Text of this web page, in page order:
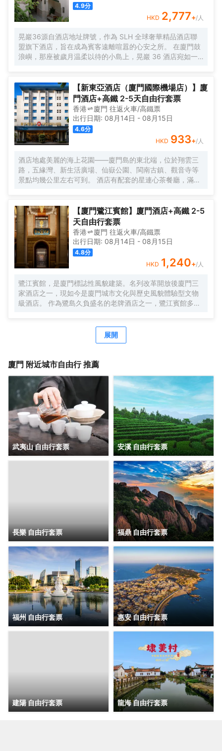
4.9分
HKD 2,777+/人
晃巖36源自酒店地址牌號，作為 SLH 全球奢華精品酒店聯
盟旗下酒店，旨在成為賓客遠離喧囂的心安之所。 在廈門鼓
浪嶼，那座被歲月温柔以待的小島上，晃巖 36 酒店宛如一
磚石間縈繞。自廈門搭乘渡輪，仿若穿越一片波光粼粼的詩
海，便能抵達這片與繁忙及快節奏隔絕的靜謐天堂。 踏入晃
巖36，復古留聲機裏傳出的悠揚旋律，似是時光的淺吟低
唱，伴你開啟這一場優雅之旅。閩南彩色玻璃窗與南洋風情
花紋瓷磚錯落交織，仿若一幅色彩斑斕而又富有異域風情的
畫卷，目光所及之處，皆是細膩的藝術筆觸。每間卧室皆似
陽光的寵兒，寬敞露台仿若空中花園，精心雕琢的細節之處
盡顯匠心。精心挑選的洗護產品與南方酒店少有的臻品烘衣
倉，以貼心的呵護，讓每一個清晨的準備都成為一種愉悅的
儀式。靜謐的夜晚，在戶外浴缸中舒展身心，拱形窗戶宛如
精緻畫框，框住那城市的迷人景緻，亦框住這片刻的寧靜與
間，悠然品茗，讓那一抹茶香與自然的氣息相融相契。在那
寧靜的庭院裏，新中式茶韻裊裊，創意咖啡香氣氤氲，時光
彷彿在此刻停駐，讓人沉醉不知歸路。「日光餐廳」裏，中
西合璧的融合美食宛如一場舌尖上的文化盛宴。「音樂會客
廳」內，鋼琴伴奏下的威士忌之夜，又似一場靈魂與音符、
美酒的繾綣私語。
【新東亞酒店（廈門國際機場店）】廈
門酒店+高鐵 2-5天自由行套票
香港 廈門 往返火車/高鐵票
出行日期: 08月14日 - 08月15日
4.6分
HKD 933+/人
酒店地處美麗的海上花園——廈門島的東北端，位於翔雲三
路，五緣灣、新生活廣場、仙嶽公園、閩南古鎮、觀音寺等
景點均幾公里左右可到。 酒店有配套的星連心茶餐廳，滿足
客一換，網絡讓你與外界溝通不中斷。酒店為住客提供免費
接送機服務（詳情諮詢門店）。
【廈門鷺江賓館】廈門酒店+高鐵 2-5
天自由行套票
香港 廈門 往返火車/高鐵票
出行日期: 08月14日 - 08月15日
4.8分
HKD 1,240+/人
鷺江賓館，是廈門標誌性風貌建築。名列改革開放後廈門三
家酒店之一，現如今是廈門城市文化與歷史風貌體驗型文物
級酒店。 作為鷺島久負盛名的老牌酒店之一，鷺江賓館多年
粟先生曾為鷺江賓館親筆題詞：“賓至如歸”。作為鷺江道上的
地標建築，它典藏了鷺江兩岸百年來的風華，又演繹出中西
店，也是時光。 時光隧道1958，是鷺江賓館的一顆璀璨明
心跳，感受時空的故事。 鷺江賓館將鼓浪嶼景觀“搬進”房
間。晨光初照時，您一睜眼便能飽覽鼓浪嶼風光。在盥洗
室，您在洗漱同時，亦能盡情欣賞鼓浪嶼的絕美景色。 鷺江
賓館享有 “食在鷺江”的經典美譽。七樓是中外遊客和廈門人
民情有獨鍾的觀景餐廳，是集美食與美景於一體的絕美殿
堂，常年名列各大口碑排行榜前列。鷺江賓館從萬千食材到
千變萬化的烹飪手法，追求細節精緻，在飽腹之上，滿足味
蕾想象，跨越時間與山海，尋味鷺江風味。
展開
廈門 附近城市自由行 推薦
武夷山 自由行套票 安溪 自由行套票
長樂 自由行套票 福鼎 自由行套票
福州 自由行套票 惠安 自由行套票
建陽 自由行套票 龍海 自由行套票